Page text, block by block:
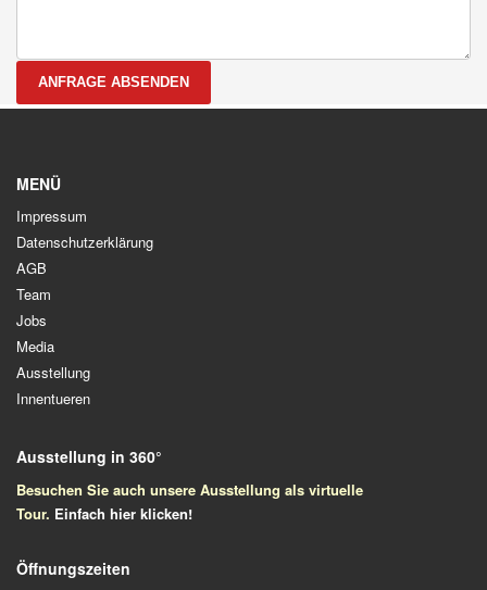
ANFRAGE ABSENDEN
MENÜ
Impressum
Datenschutzerklärung
AGB
Team
Jobs
Media
Ausstellung
Innentueren
Ausstellung in 360°
Besuchen Sie auch unsere Ausstellung als virtuelle
Tour. Einfach hier klicken!
Öffnungszeiten